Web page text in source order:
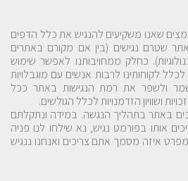
שאנו משקיעים להנגיש את כלל הדפים
שטרם נגישים (בין אם מקורם באתרים
כחלק ממחויבותנו לאפשר שימוש
לקוחותינו לרבות אנשים עם מוגבלויות
ולשפר את רמת הנגישות באתר ככל
ושוויון הזדמנויות לכלל הגולשים.
באתר בתהליך הנגשה. במידה ונתקלתם
אותו בפורמט נגיש, נא שילחו לנו פניה
איזה מסמך אתם צריכים ואנחנו ננגיש